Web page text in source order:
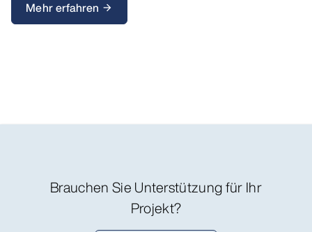
Mehr erfahren arrow_forward
Brauchen Sie Unterstützung für Ihr
Projekt?